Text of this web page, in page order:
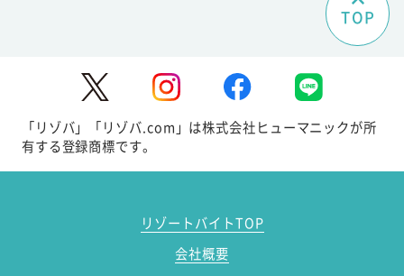
TOP
「リゾバ」「リゾバ.com」は株式会社ヒューマニックが所
有する登録商標です。
リゾートバイトTOP
会社概要